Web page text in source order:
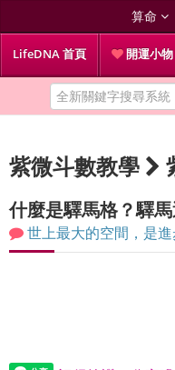
算命
LifeDNA 首頁 開運小物
紫微斗數教學
什麼是驛馬格？驛
世上最大的空間，是進